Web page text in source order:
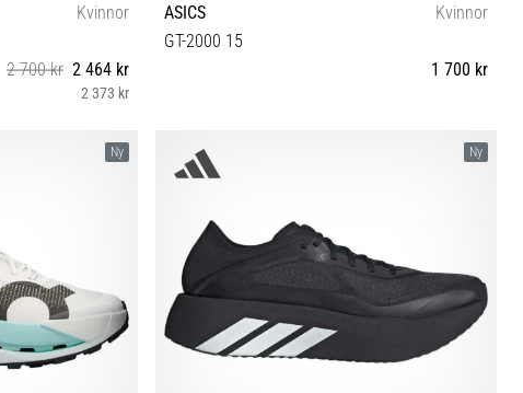
Kvinnor
2 700 kr 2 464 kr
2 373 kr
ASICS
Kvinnor
GT-2000 15
1 700 kr
Ny Ny